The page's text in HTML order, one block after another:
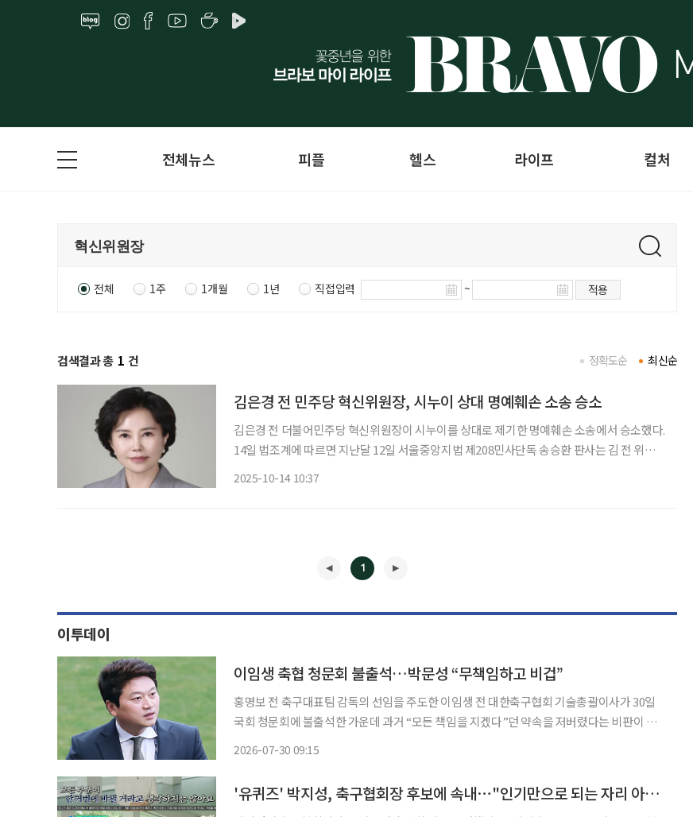
전체뉴스 피플 헬스 라이프 컬처
전체 1주 1개월 1년 직접입력 ~ 적용
검색결과 총 1 건 최신순
정확도순
김은경 전 민주당 혁신위원장, 시누이 상대 명예훼손 소송 승소
김은경 전 더불어민주당 혁신위원장이 시누이를 상대로 제기한 명예훼손 소송에서 승소했다.
14일 법조계에 따르면 지난달 12일 서울중앙지법 제208민사단독 송승환 판사는 김 전 위원
2025-10-14 10:37
1
이투데이
이임생 축협 청문회 불출석…박문성 “무책임하고 비겁”
홍명보 전 축구대표팀 감독의 선임을 주도한 이임생 전 대한축구협회 기술총괄이사가 30일
국회 청문회에 불출석한 가운데 과거 “모든 책임을 지겠다”던 약속을 저버렸다는 비판이 나
2026-07-30 09:15
'유퀴즈' 박지성, 축구협회장 후보에 속내⋯"인기만으로 되는 자리 아냐"